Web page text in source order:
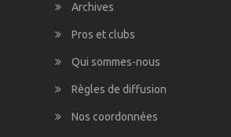
Archives
Pros et clubs
Qui sommes-nous
Règles de diffusion
Nos coordonnées